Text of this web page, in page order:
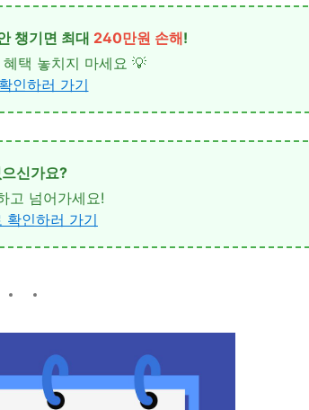
챙기면 최대 240만원 손해!
택 놓치지 마세요 💡
인하러 가기
신가요?
고 넘어가세요!
확인하러 가기